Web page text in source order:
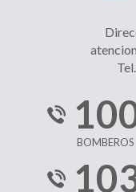
BOMBEROS